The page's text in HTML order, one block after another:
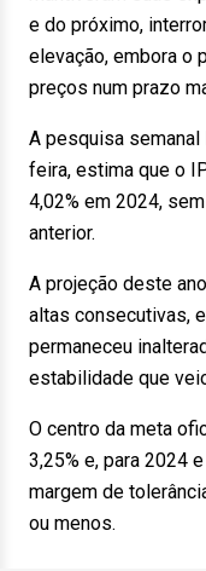
e do próximo,
elevação, embora o
preços num prazo
A pesquisa semanal
feira, estima que o
4,02% em 2024,
anterior.
A projeção deste
altas consecutivas,
permaneceu
estabilidade que
O centro da meta
3,25% e, para 2024
margem de
ou menos.